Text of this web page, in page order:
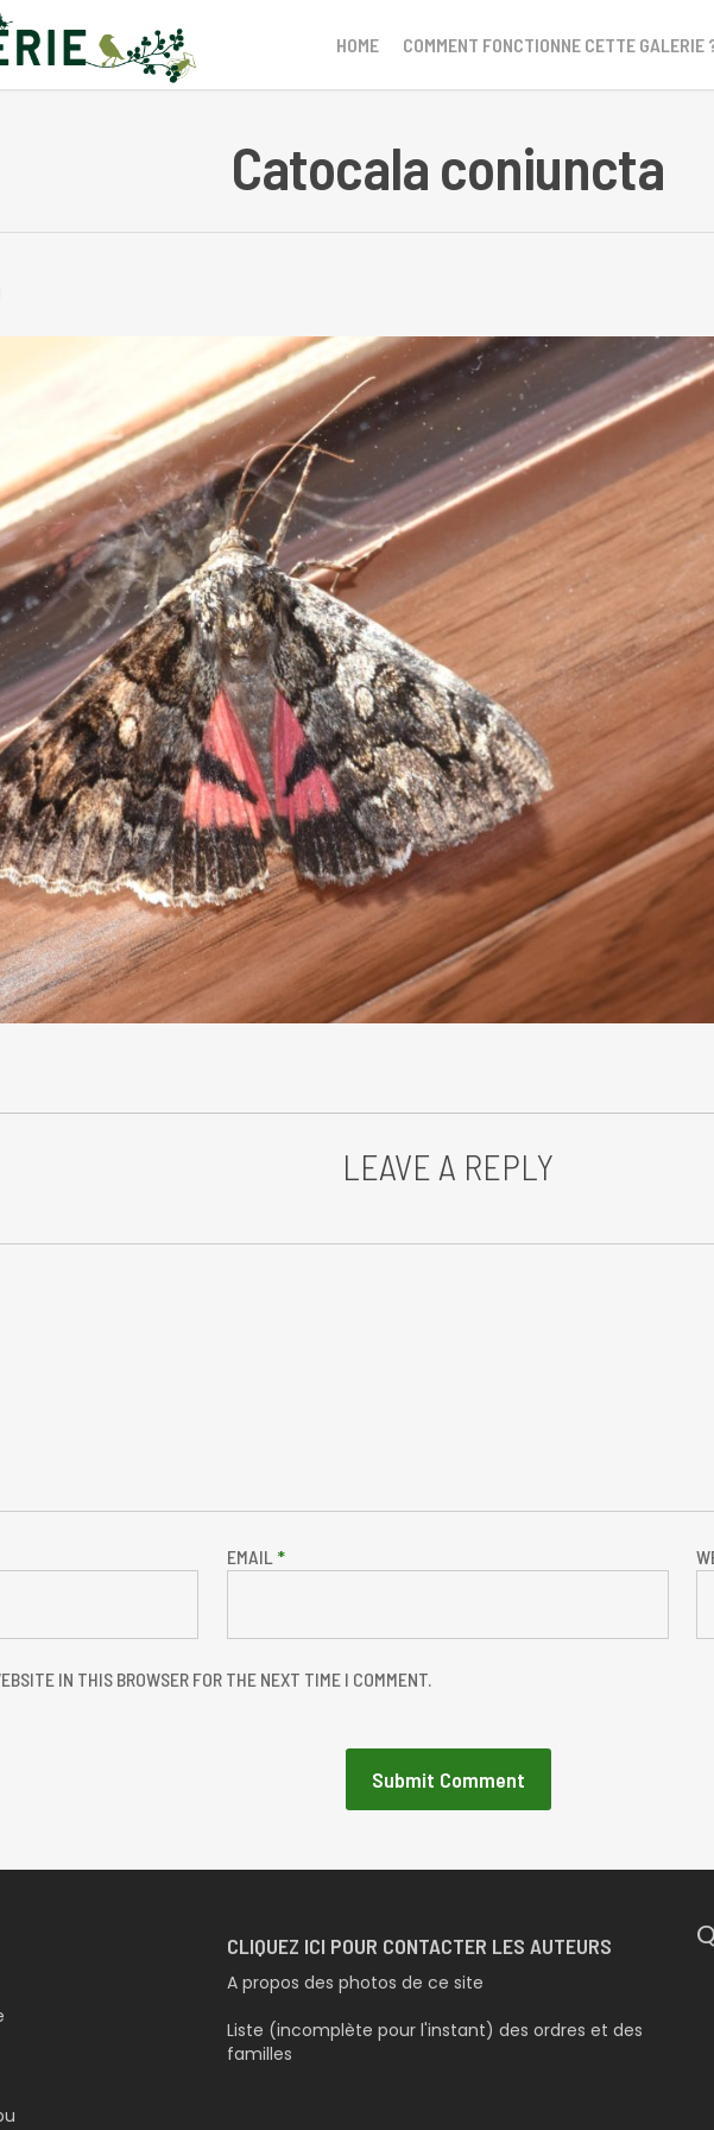
HOME COMMENT FONCTIONNE CETTE GALERIE
Catocala coniuncta
LEAVE A REPLY
EMAIL *
IN THIS BROWSER FOR THE NEXT TIME I COMMENT.
CLIQUEZ ICI POUR CONTACTER LES AUTEURS
A propos des photos de ce site
Liste (incomplète pour l'instant) des ordres et des
familles